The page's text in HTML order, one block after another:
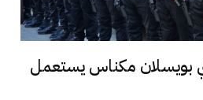
بويسلان مكناس يستعمل